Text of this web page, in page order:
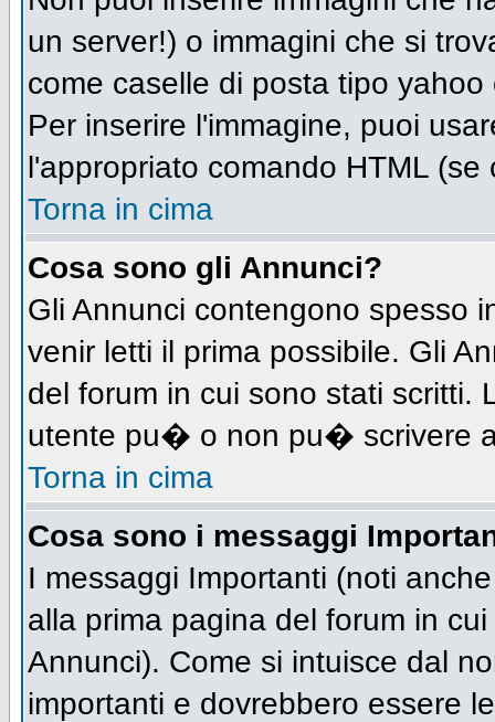
un server!) o immagini che si
come caselle di posta tipo
Per inserire l'immagine, puoi
l'appropriato comando HTML (se
Torna in cima
Cosa sono gli Annunci?
Gli Annunci contengono spesso
venir letti il prima possibile. Gli
del forum in cui sono stati
utente pu� o non pu� scrivere
Torna in cima
Cosa sono i messaggi
I messaggi Importanti (noti
alla prima pagina del forum in
Annunci). Come si intuisce dal
importanti e dovrebbero essere